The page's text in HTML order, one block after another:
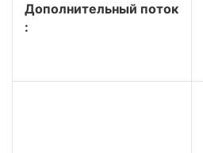
Дополнительный поток
: